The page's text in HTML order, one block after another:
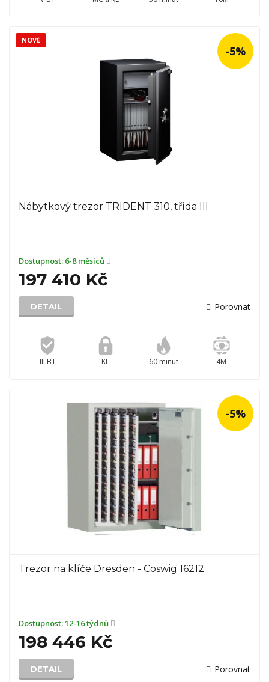
Nábytkový trezor TRIDENT 310, třída III
Dostupnost: 6-8 měsíců
197 410 Kč
DETAIL Porovnat
III BT KL 60 minut 4M
NOVÉ
-5%
Trezor na klíče Dresden - Coswig 16212
Dostupnost:12-16 týdnů
198 446 Kč
DETAIL Porovnat
-5%